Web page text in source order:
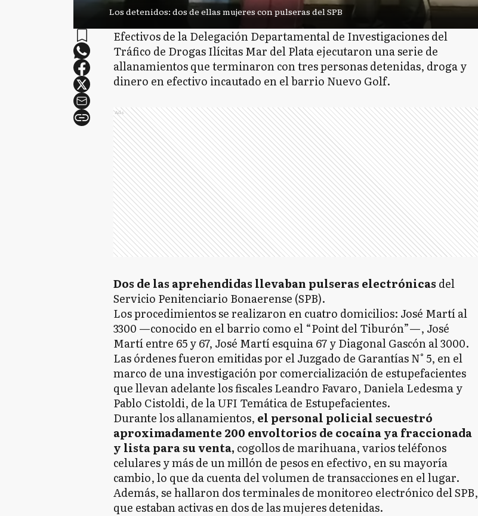
Los detenidos: dos de ellas mujeres con pulseras del SPB
Efectivos de la Delegación Departamental de Investigaciones del
Tráfico de Drogas Ilícitas Mar del Plata ejecutaron una serie de
allanamientos que terminaron con tres personas detenidas, droga y
dinero en efectivo incautado en el barrio Nuevo Golf.
Ads
Dos de las aprehendidas llevaban pulseras electrónicas del
Servicio Penitenciario Bonaerense (SPB).
Los procedimientos se realizaron en cuatro domicilios: José Martí al
3300 —conocido en el barrio como el “Point del Tiburón”—, José
Martí entre 65 y 67, José Martí esquina 67 y Diagonal Gascón al 3000.
Las órdenes fueron emitidas por el Juzgado de Garantías N° 5, en el
marco de una investigación por comercialización de estupefacientes
que llevan adelante los fiscales Leandro Favaro, Daniela Ledesma y
Pablo Cistoldi, de la UFI Temática de Estupefacientes.
Durante los allanamientos, el personal policial secuestró
aproximadamente 200 envoltorios de cocaína ya fraccionada
y lista para su venta, cogollos de marihuana, varios teléfonos
celulares y más de un millón de pesos en efectivo, en su mayoría
cambio, lo que da cuenta del volumen de transacciones en el lugar.
Además, se hallaron dos terminales de monitoreo electrónico del SPB,
que estaban activas en dos de las mujeres detenidas.